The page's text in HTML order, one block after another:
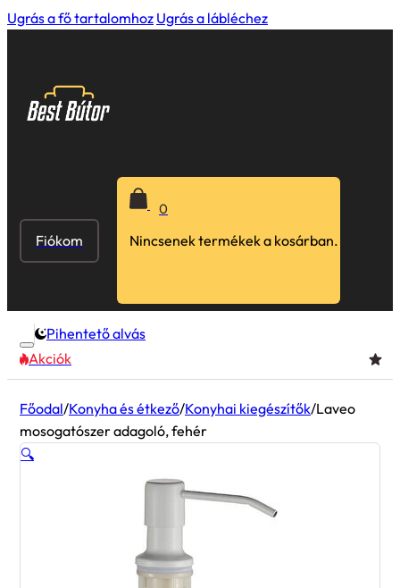
Ugrás a fő tartalomhoz Ugrás a lábléchez
Fiókom
0
Nincsenek termékek a kosárban.
Pihentető alvás
Akciók
Főodal/Konyha és étkező/Konyhai kiegészítők/Laveo
mosogatószer adagoló, fehér
🔍